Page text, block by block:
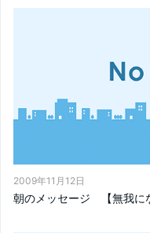
2009年11月12日
朝のメッセージ 【無我に